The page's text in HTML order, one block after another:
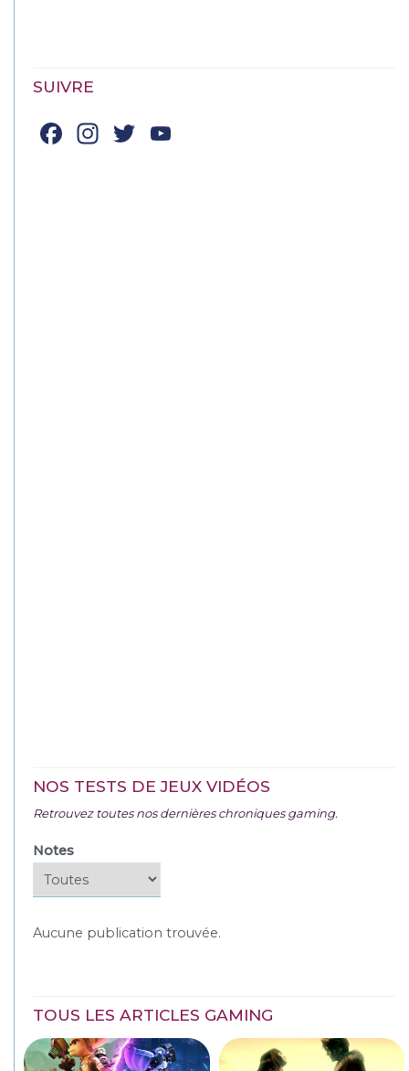
SUIVRE
Facebook
Instagram
Twitter
NOS TESTS DE JEUX VIDÉOS
Retrouvez toutes nos dernières chroniques gaming.
Notes
Aucune publication trouvée.
TOUS LES ARTICLES GAMING